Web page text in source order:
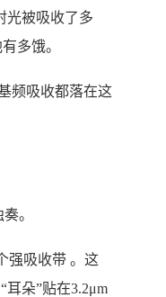
光被吸收了多
多饿。
频吸收都落在这
。
强吸收带 。这
朵”贴在3.2μm